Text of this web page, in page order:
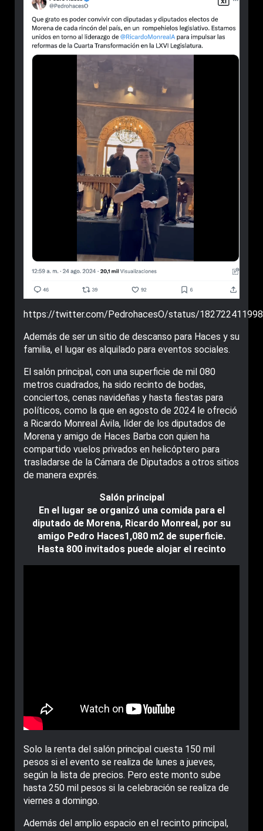
https://twitter.com/PedrohacesO/status/
Además de ser un sitio de descanso para Haces y su
familia, el lugar es alquilado para eventos sociales.
El salón principal, con una superficie de mil 080
metros cuadrados, ha sido recinto de bodas,
conciertos, cenas navideñas y hasta fiestas para
políticos, como la que en agosto de 2024 le ofreció
a Ricardo Monreal Ávila, líder de los diputados de
Morena y amigo de Haces Barba con quien ha
compartido vuelos privados en helicóptero para
trasladarse de la Cámara de Diputados a otros sitios
de manera exprés.
Salón principal
En el lugar se organizó una comida para el
diputado de Morena, Ricardo Monreal, por su
amigo Pedro Haces1,080 m2 de superficie.
Hasta 800 invitados puede alojar el recinto
Solo la renta del salón principal cuesta 150 mil
pesos si el evento se realiza de lunes a jueves,
según la lista de precios. Pero este monto sube
hasta 250 mil pesos si la celebración se realiza de
viernes a domingo.
Además del amplio espacio en el recinto principal,